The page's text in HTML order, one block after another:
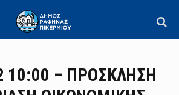
10:00 – ΠΡΟΣΚΛΗΣΗ